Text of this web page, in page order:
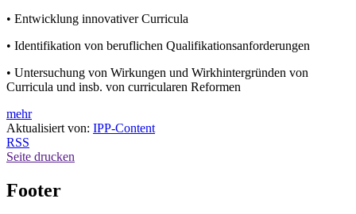
• Entwicklung innovativer Curricula
• Identifikation von beruflichen Qualifikationsanforderungen
• Untersuchung von Wirkungen und Wirkhintergründen von
Curricula und insb. von curricularen Reformen
mehr
Aktualisiert von: IPP-Content
RSS
Seite drucken
Footer